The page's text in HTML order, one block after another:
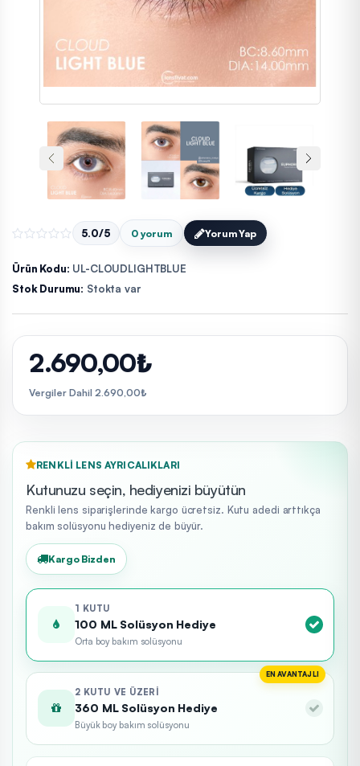
5.0/5 0 yorum Yorum Yap
Ürün Kodu: UL-CLOUDLIGHTBLUE
Stok Durumu: Stokta var
2.690,00₺
Vergiler Dahil 2.690,00₺
RENKLI LENS AYRICALIKLARI
Kutunuzu seçin, hediyenizi büyütün
Renkli lens siparişlerinde kargo ücretsiz. Kutu adedi arttıkça
bakım solüsyonu hediyeniz de büyür.
Kargo Bizden
1 KUTU
100 ML Solüsyon Hediye
Orta boy bakım solüsyonu
EN AVANTAJLI
2 KUTU VE ÜZERI
360 ML Solüsyon Hediye
Büyük boy bakım solüsyonu